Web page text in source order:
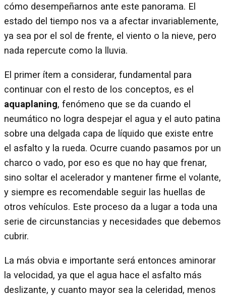
cómo desempeñarnos ante este panorama. El
estado del tiempo nos va a afectar invariablemente,
ya sea por el sol de frente, el viento o la nieve, pero
nada repercute como la lluvia.
El primer ítem a considerar, fundamental para
continuar con el resto de los conceptos, es el
aquaplaning, fenómeno que se da cuando el
neumático no logra despejar el agua y el auto patina
sobre una delgada capa de líquido que existe entre
el asfalto y la rueda. Ocurre cuando pasamos por un
charco o vado, por eso es que no hay que frenar,
sino soltar el acelerador y mantener firme el volante,
y siempre es recomendable seguir las huellas de
otros vehículos. Este proceso da a lugar a toda una
serie de circunstancias y necesidades que debemos
cubrir.
La más obvia e importante será entonces aminorar
la velocidad, ya que el agua hace el asfalto más
deslizante, y cuanto mayor sea la celeridad, menos